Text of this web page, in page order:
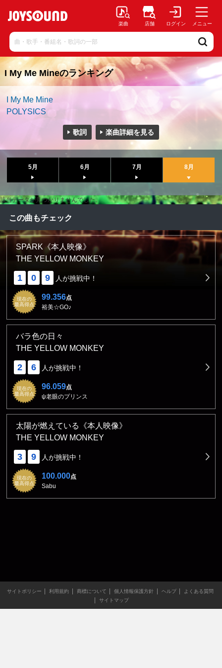
楽曲 店舗 ログイン メニュー
I My Me Mineのランキング
I My Me Mine
POLYSICS
歌詞 楽曲詳細を見る
5月 6月 7月 8月
該当データが見つかりませんでした。
この曲もチェック
SPARK《本人映像》
THE YELLOW MONKEY
1 0 9 人が挑戦中！
現在の
最高得点
99.356点
裕美☆GO♪
バラ色の日々
THE YELLOW MONKEY
2 6 人が挑戦中！
現在の
最高得点
96.059点
ψ老眼のプリンス
太陽が燃えている《本人映像》
THE YELLOW MONKEY
3 9 人が挑戦中！
現在の
最高得点
100.000点
Sabu
サイトポリシー 利用規約 商標について 個人情報保護方針 ヘルプ
よくある質問
サイトマップ